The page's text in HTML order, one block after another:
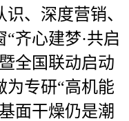
、深度营销、
齐心建梦·共启
全国联动启动
为专研“高机能
面干燥仍是潮